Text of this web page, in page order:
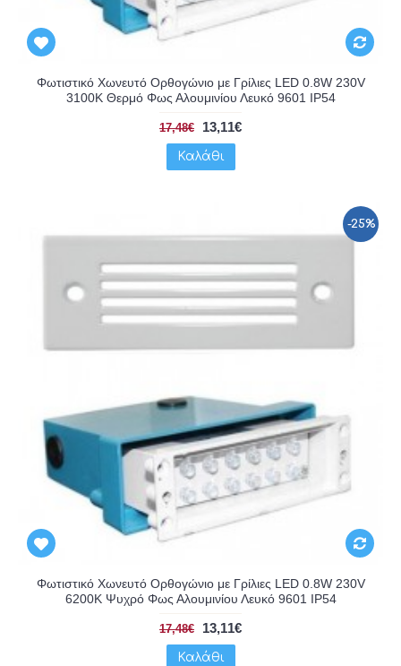
Φωτιστικό Χωνευτό Ορθογώνιο με Γρίλιες LED 0.8W 230V
3100K Θερμό Φως Αλουμινίου Λευκό 9601 IP54
17,48€ 13,11€
Καλάθι
-25%
Φωτιστικό Χωνευτό Ορθογώνιο με Γρίλιες LED 0.8W 230V
6200K Ψυχρό Φως Αλουμινίου Λευκό 9601 IP54
17,48€ 13,11€
Καλάθι